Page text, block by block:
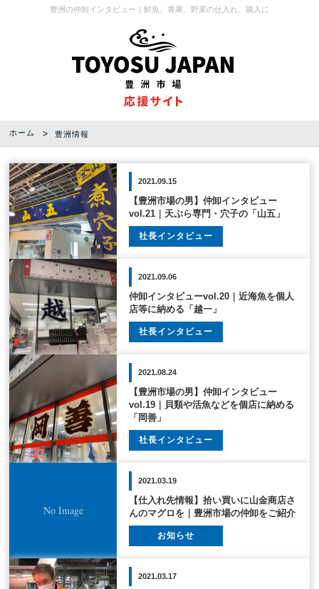
豊洲の仲卸インタビュー｜鮮魚、青果、野菜の仕入れ、購入に
ホーム 豊洲情報
2021.09.15
【豊洲市場の男】仲卸インタビュー
vol.21｜天ぷら専門・穴子の「山五」
社長インタビュー
2021.09.06
仲卸インタビューvol.20｜近海魚を個人
店等に納める「越一」
社長インタビュー
2021.08.24
【豊洲市場の男】仲卸インタビュー
vol.19｜貝類や活魚などを個店に納める
「岡善」
社長インタビュー
2021.03.19
【仕入れ先情報】拾い買いに山金商店さ
んのマグロを｜豊洲市場の仲卸をご紹介
お知らせ
2021.03.17